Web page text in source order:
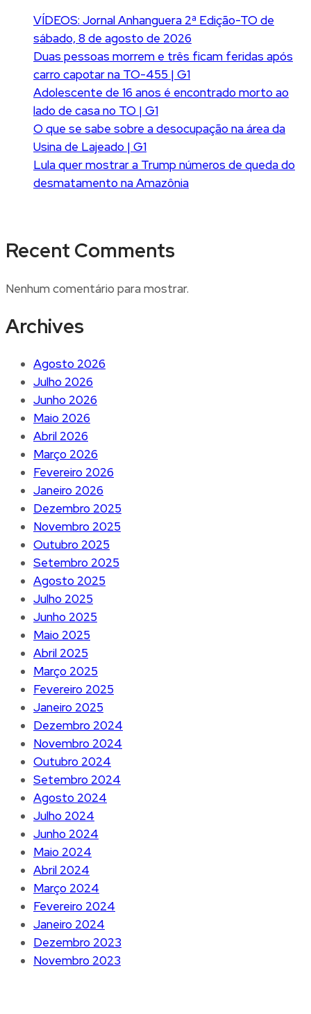
VÍDEOS: Jornal Anhanguera 2ª Edição-TO de
sábado, 8 de agosto de 2026
Duas pessoas morrem e três ficam feridas após
carro capotar na TO-455 | G1
Adolescente de 16 anos é encontrado morto ao
lado de casa no TO | G1
O que se sabe sobre a desocupação na área da
Usina de Lajeado | G1
Lula quer mostrar a Trump números de queda do
desmatamento na Amazônia
Recent Comments
Nenhum comentário para mostrar.
Archives
Agosto 2026
Julho 2026
Junho 2026
Maio 2026
Abril 2026
Março 2026
Fevereiro 2026
Janeiro 2026
Dezembro 2025
Novembro 2025
Outubro 2025
Setembro 2025
Agosto 2025
Julho 2025
Junho 2025
Maio 2025
Abril 2025
Março 2025
Fevereiro 2025
Janeiro 2025
Dezembro 2024
Novembro 2024
Outubro 2024
Setembro 2024
Agosto 2024
Julho 2024
Junho 2024
Maio 2024
Abril 2024
Março 2024
Fevereiro 2024
Janeiro 2024
Dezembro 2023
Novembro 2023